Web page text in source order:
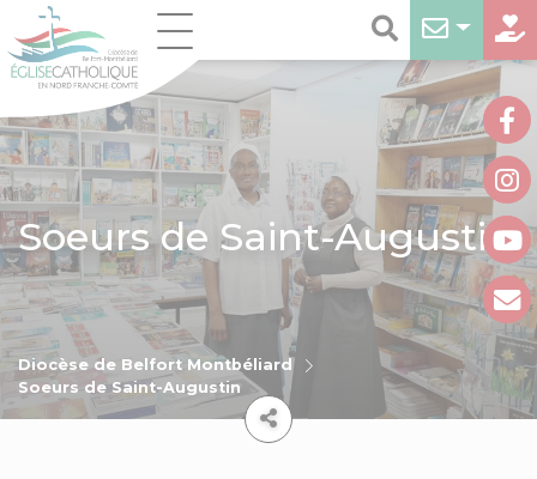
Soeurs de Saint-Augustin
Diocèse de Belfort Montbéliard
Soeurs de Saint-Augustin